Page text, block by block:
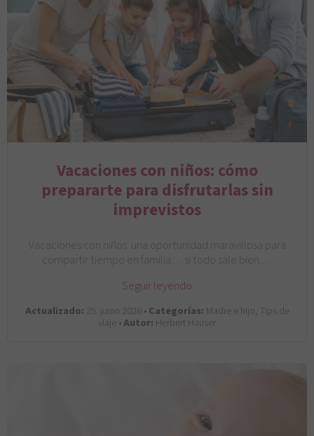
Vacaciones con niños: cómo
prepararte para disfrutarlas sin
imprevistos
Vacaciones con niños: una oportunidad maravillosa para
compartir tiempo en familia… si todo sale bien.…
Seguir leyendo
Actualizado: 25. junio 2026 •Categorías: Madre e hijo, Tips de
viaje •Autor: Herbert Hauser